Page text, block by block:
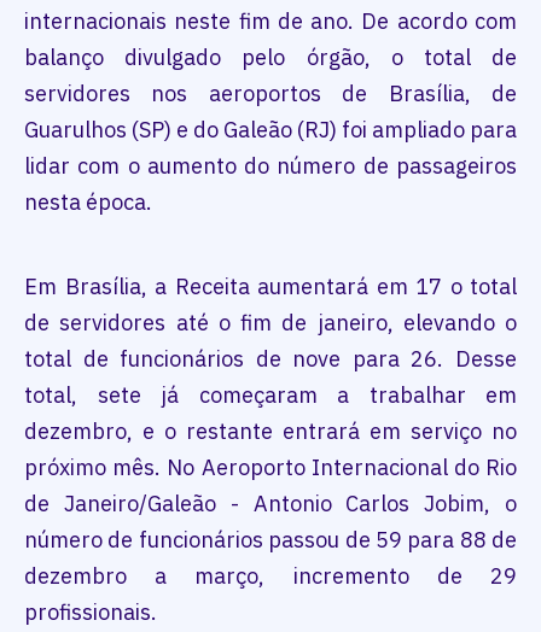
internacionais neste fim de ano. De acordo com
balanço divulgado pelo órgão, o total de
servidores nos aeroportos de Brasília, de
Guarulhos (SP) e do Galeão (RJ) foi ampliado para
lidar com o aumento do número de passageiros
nesta época.
Em Brasília, a Receita aumentará em 17 o total
de servidores até o fim de janeiro, elevando o
total de funcionários de nove para 26. Desse
total, sete já começaram a trabalhar em
dezembro, e o restante entrará em serviço no
próximo mês. No Aeroporto Internacional do Rio
de Janeiro/Galeão - Antonio Carlos Jobim, o
número de funcionários passou de 59 para 88 de
dezembro a março, incremento de 29
profissionais.